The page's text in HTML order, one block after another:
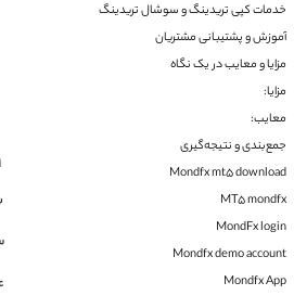
خدمات کپی تریدینگ و سوشال تریدینگ
آموزش و پشتیبانی مشتریان
مزایا و معایب در یک نگاه
مزایا:
معایب:
جمع‌بندی و نتیجه‌گیری
Mondfx mt5 download
MT5 mondfx
MondFx login
Mondfx demo account
Mondfx App